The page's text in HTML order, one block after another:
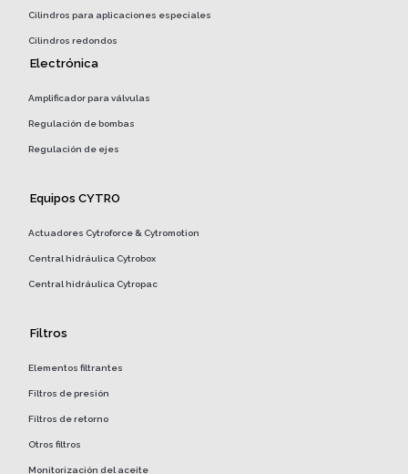
Cilindros para aplicaciones especiales
Cilindros redondos
Electrónica
Amplificador para válvulas
Regulación de bombas
Regulación de ejes
Equipos CYTRO
Actuadores Cytroforce & Cytromotion
Central hidráulica Cytrobox
Central hidráulica Cytropac
Filtros
Elementos filtrantes
Filtros de presión
Filtros de retorno
Otros filtros
Monitorización del aceite